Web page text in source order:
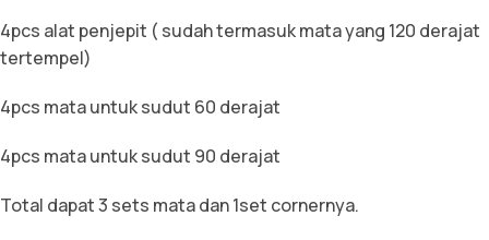
4pcs alat penjepit ( sudah termasuk mata yang 120 derajat
tertempel)
4pcs mata untuk sudut 60 derajat
4pcs mata untuk sudut 90 derajat
Total dapat 3 sets mata dan 1set cornernya.